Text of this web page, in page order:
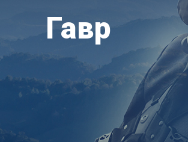
Гавр